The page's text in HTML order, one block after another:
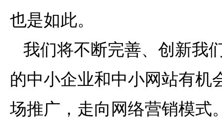
也是如此。
我们将不断完善、创新我
的中小企业和中小网站有机
场推广，走向网络营销模式